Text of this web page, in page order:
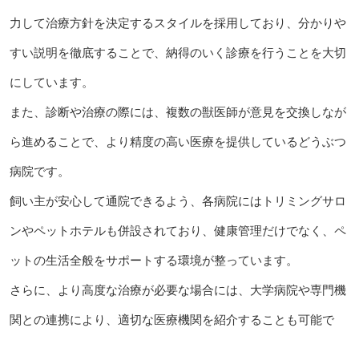
力して治療方針を決定するスタイルを採用しており、分かりや
すい説明を徹底することで、納得のいく診療を行うことを大切
にしています。
また、診断や治療の際には、複数の獣医師が意見を交換しなが
ら進めることで、より精度の高い医療を提供しているどうぶつ
病院です。
飼い主が安心して通院できるよう、各病院にはトリミングサロ
ンやペットホテルも併設されており、健康管理だけでなく、ペ
ットの生活全般をサポートする環境が整っています。
さらに、より高度な治療が必要な場合には、大学病院や専門機
関との連携により、適切な医療機関を紹介することも可能で